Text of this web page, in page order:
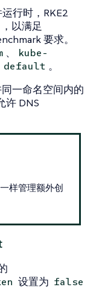
行时，RKE2
，以满足
要求。
、
kube-
default 。
一命名空间内的
许 DNS
样管理额外创
设置为 false